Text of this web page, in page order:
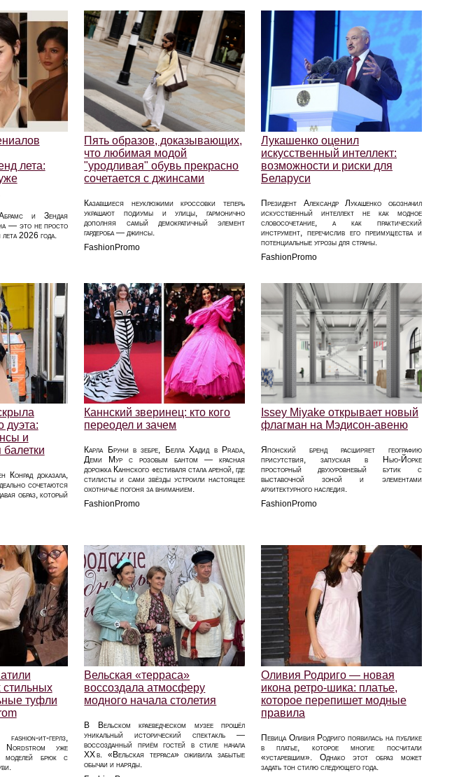
лета:
и Зендая
— это не просто
2026 года.
Пять образов, доказывающих,
что любимая модой
"уродливая" обувь прекрасно
сочетается с джинсами
Казавшиеся неуклюжими кроссовки теперь
украшают подиумы и улицы, гармонично
дополняя самый демократичный элемент
гардероба — джинсы.
FashionPromo
Лукашенко оценил
искусственный интеллект:
возможности и риски для
Беларуси
Президент Александр Лукашенко обозначил
искусственный интеллект не как модное
словосочетание, а как практический
инструмент, перечислив его преимущества и
потенциальные угрозы для страны.
FashionPromo
дуэта:
и
Конрад доказала,
сочетаются
образ, который
Каннский зверинец: кто кого
переодел и зачем
Карла Бруни в зебре, Белла Хадид в Prada,
Деми Мур с розовым бантом — красная
дорожка Каннского фестиваля стала ареной, где
стилисты и сами звёзды устроили настоящее
охотничье погоня за вниманием.
FashionPromo
Issey Miyake открывает новый
флагман на Мэдисон-авеню
Японский бренд расширяет географию
присутствия, запуская в Нью-Йорке
просторный двухуровневый бутик с
выставочной зоной и элементами
архитектурного наследия.
FashionPromo
туфли
ит-герлз,
Nordstrom уже
моделей брюк с
Вельская «терраса»
воссоздала атмосферу
модного начала столетия
В Вельском краеведческом музее прошёл
уникальный исторический спектакль —
воссозданный приём гостей в стиле начала
XX в. «Вельская терраса» оживила забытые
обычаи и наряды.
Оливия Родриго — новая
икона ретро-шика: платье,
которое перепишет модные
правила
Певица Оливия Родриго появилась на публике
в платье, которое многие посчитали
«устаревшим». Однако этот образ может
задать тон стилю следующего года.